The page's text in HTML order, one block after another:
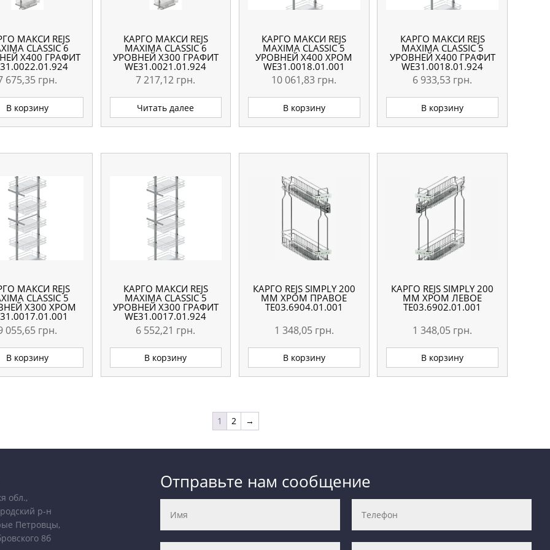
МАКСИ REJS
CLASSIC 6
X400 ГРАФИТ
675,35 грн.
В корзину
КАРГО МАКСИ REJS
MAXIMA CLASSIC 6
УРОВНЕЙ X300 ГРАФИТ
WE31.0021.01.924
7 217,12 грн.
Читать далее
КАРГО МАКСИ REJS
MAXIMA CLASSIC 5
УРОВНЕЙ X400 ХРОМ
WE31.0018.01.001
10 061,83 грн.
В корзину
КАРГО МАКСИ REJS
MAXIMA CLASSIC 5
УРОВНЕЙ X400 ГРАФИТ
WE31.0018.01.924
6 933,53 грн.
В корзину
МАКСИ REJS
CLASSIC 5
X300 ХРОМ
055,65 грн.
В корзину
КАРГО МАКСИ REJS
MAXIMA CLASSIC 5
УРОВНЕЙ X300 ГРАФИТ
WE31.0017.01.924
6 552,21 грн.
В корзину
КАРГО REJS SIMPLY 200
ММ ХРОМ ПРАВОЕ
TE03.6904.01.001
1 348,05 грн.
В корзину
КАРГО REJS SIMPLY 200
ММ ХРОМ ЛЕВОЕ
TE03.6902.01.001
1 348,05 грн.
В корзину
1 2 →
обл.,
р-н
Петровцы,
8б
Отправьте нам сообщение